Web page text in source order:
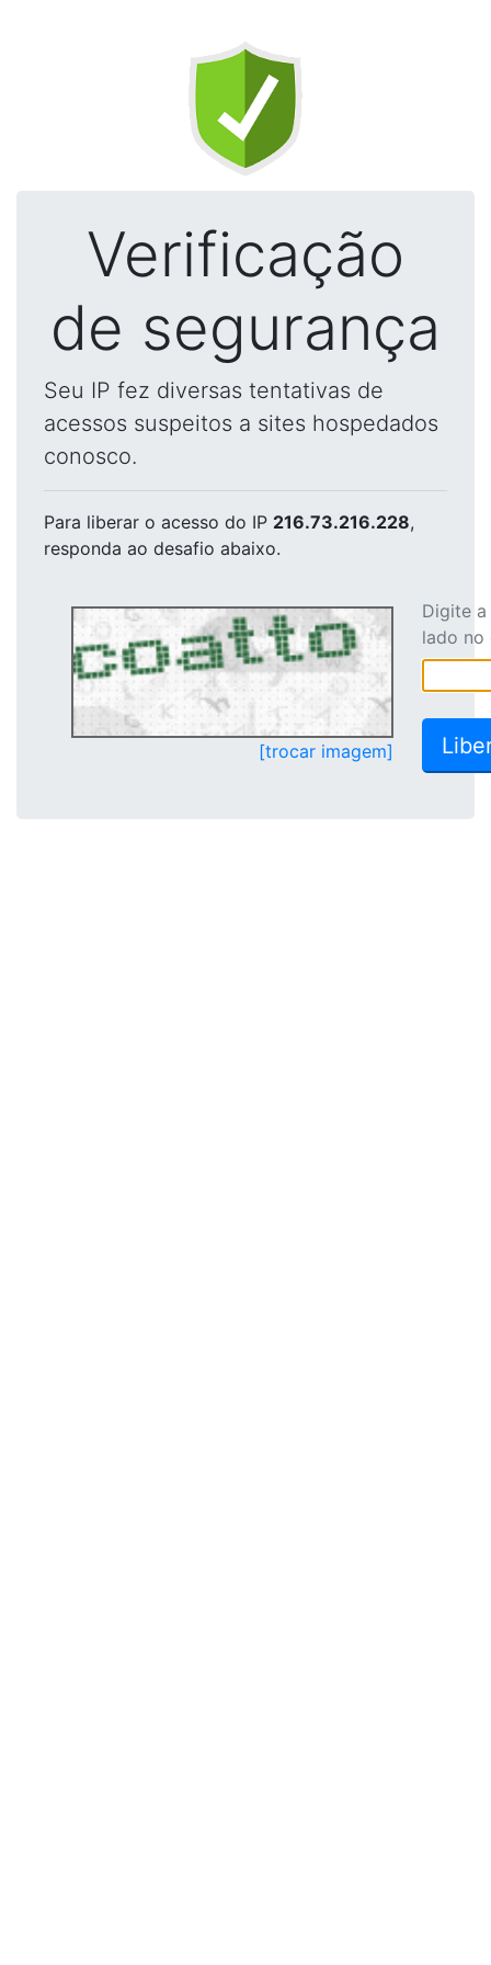
Verificação
de segurança
Seu IP fez diversas tentativas de
acessos suspeitos a sites hospedados
conosco.
Para liberar o acesso do IP 216.73.216.228,
responda ao desafio abaixo.
[trocar imagem]
Digite
lado no